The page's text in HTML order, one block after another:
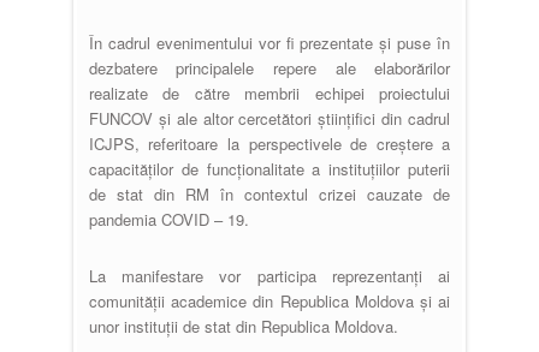
În cadrul evenimentului vor fi prezentate și puse în
dezbatere principalele repere ale elaborărilor
realizate de către membrii echipei proiectului
FUNCOV și ale altor cercetători științifici din cadrul
ICJPS, referitoare la perspectivele de creștere a
capacităților de funcționalitate a instituțiilor puterii
de stat din RM în contextul crizei cauzate de
pandemia COVID – 19.
La manifestare vor participa reprezentanți ai
comunității academice din Republica Moldova și ai
unor instituții de stat din Republica Moldova.